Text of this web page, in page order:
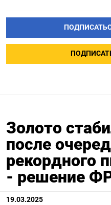
Золото
после
рекордного
- решение
19.03.2025